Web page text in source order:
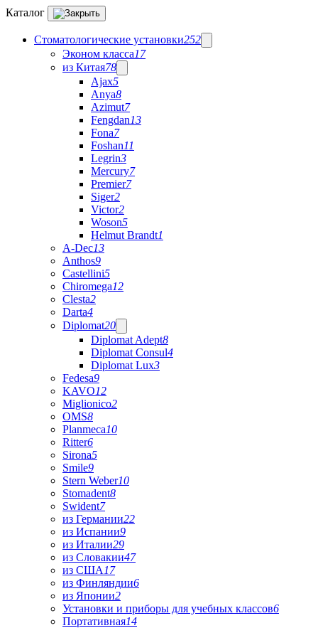
Каталог
Стоматологические установки252
Эконом класса17
из Китая78
Ajax5
Anya8
Azimut7
Fengdan13
Fona7
Foshan11
Legrin3
Mercury7
Premier7
Siger2
Victor2
Woson5
Helmut Brandt1
A-Dec13
Anthos9
Castellini5
Chiromega12
Clesta2
Darta4
Diplomat20
Diplomat Adept8
Diplomat Consul4
Diplomat Lux3
Fedesa9
KAVO12
Miglionico2
OMS8
Planmeca10
Ritter6
Sirona5
Smile9
Stern Weber10
Stomadent8
Swident7
из Германии22
из Испании9
из Италии29
из Словакии47
из США 17
из Финляндии6
из Японии2
Установки и приборы для учебных классов6
Портативная14